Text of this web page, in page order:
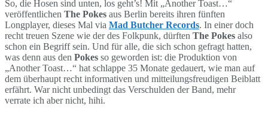
So, die Hosen sind unten, los geht’s! Mit „Another Toast…“
veröffentlichen The Pokes aus Berlin bereits ihren fünften
Longplayer, dieses Mal via Mad Butcher Records. In einer doch
recht treuen Szene wie der des Folkpunk, dürften The Pokes also
schon ein Begriff sein. Und für alle, die sich schon gefragt hatten,
was denn aus den Pokes so geworden ist: die Produktion von
„Another Toast…“ hat schlappe 35 Monate gedauert, wie man auf
dem überhaupt recht informativen und mitteilungsfreudigen Beiblatt
erfährt. War nicht unbedingt das Verschulden der Band, mehr
verrate ich aber nicht, hihi.